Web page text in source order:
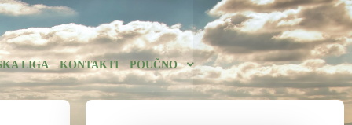
LIGA KONTAKTI POUČNO